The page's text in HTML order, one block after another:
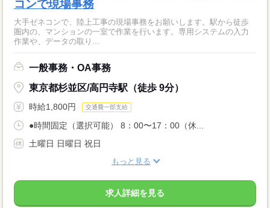
コンで現場事務
大手ゼネコンで、陸上工事の現場事務をお願いします。駅から徒歩
圏内の、マンションの一室で作業を行います。専用システムの入力
作業や、データの取り...
一般事務・OA事務
東京都杉並区/高円寺駅（徒歩 9分）
時給1,800円 交通費一部支給
●時間固定（選択可能） 8：00〜17：00（休...
土曜日 日曜日 祝日
もっと見る
求人詳細を見る